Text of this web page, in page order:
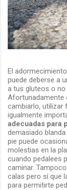
El
puede deberse a
a tus gluteos o
Afortunadamente
cambiarlo, utilizar
igualmente
adecuadas para
demasiado
pie puede
molestias en la
cuando pedalees
caminar.
calas pero sí que
para permitirte